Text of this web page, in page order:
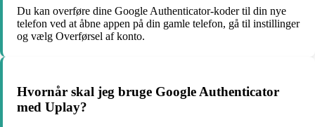
Du kan overføre dine Google Authenticator-koder til din nye
telefon ved at åbne appen på din gamle telefon, gå til instillinger
og vælg Overførsel af konto.
Hvornår skal jeg bruge Google Authenticator
med Uplay?